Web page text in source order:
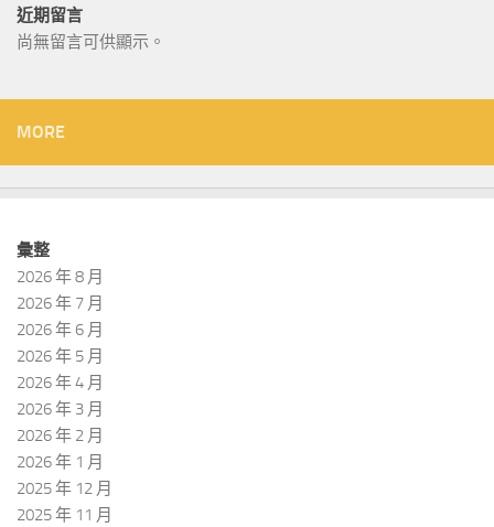
近期留言
尚無留言可供顯示。
MORE
彙整
2026 年 8 月
2026 年 7 月
2026 年 6 月
2026 年 5 月
2026 年 4 月
2026 年 3 月
2026 年 2 月
2026 年 1 月
2025 年 12 月
2025 年 11 月